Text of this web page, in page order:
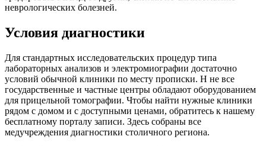
неврологических болезней.
Условия диагностики
Для стандартных исследовательских процедур типа
лабораторных анализов и электромиографии достаточно
условий обычной клиники по месту прописки. Н не все
государственные и частные центры обладают оборудованием
для прицельной томографии. Чтобы найти нужные клиники
рядом с домом и с доступными ценами, обратитесь к нашему
бесплатному порталу записи. Здесь собраны все
медучреждения диагностики столичного региона.